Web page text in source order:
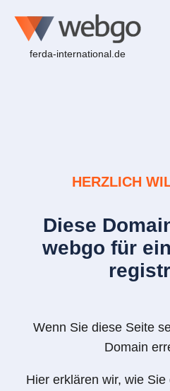
ferda-international.de
HERZLICH
Diese
webgo für
Wenn Sie diese Seite
Domain
Hier erklären wir, wie